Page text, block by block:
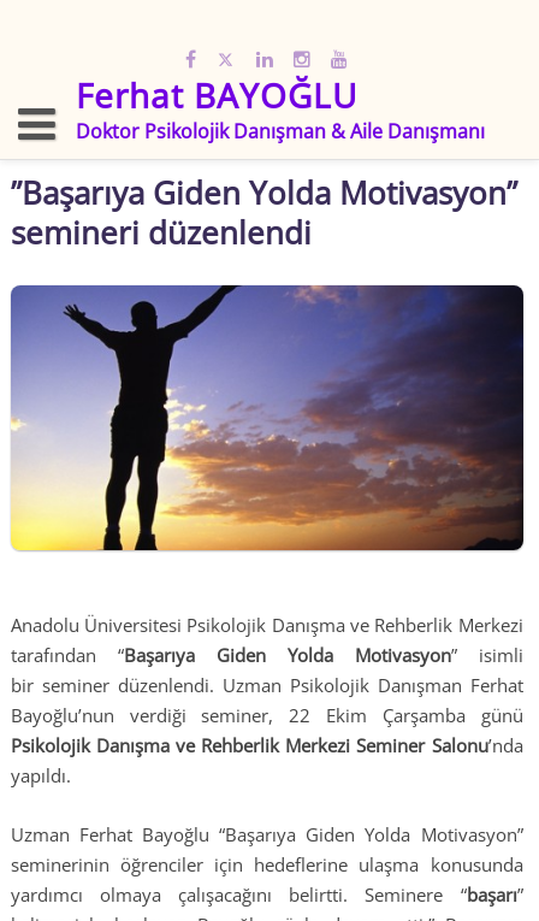
Ferhat BAYOĞLU
Doktor Psikolojik Danışman & Aile Danışmanı
”Başarıya Giden Yolda Motivasyon”
semineri düzenlendi
Anadolu Üniversitesi Psikolojik Danışma ve Rehberlik Merkezi
tarafından “Başarıya Giden Yolda Motivasyon” isimli
bir seminer düzenlendi. Uzman Psikolojik Danışman Ferhat
Bayoğlu’nun verdiği seminer, 22 Ekim Çarşamba günü
Psikolojik Danışma ve Rehberlik Merkezi Seminer Salonu’nda
yapıldı.
Uzman Ferhat Bayoğlu “Başarıya Giden Yolda Motivasyon”
seminerinin öğrenciler için hedeflerine ulaşma konusunda
yardımcı olmaya çalışacağını belirtti. Seminere “başarı”